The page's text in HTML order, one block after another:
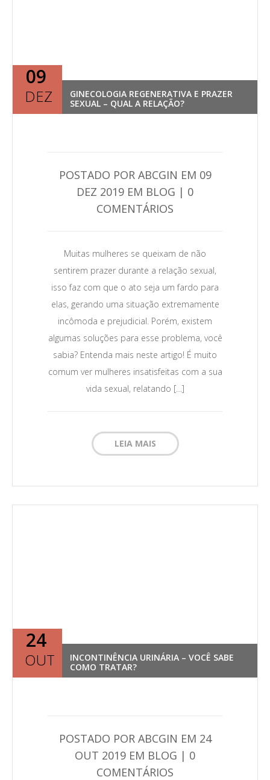
09
DEZ
GINECOLOGIA REGENERATIVA E PRAZER
SEXUAL – QUAL A RELAÇÃO?
POSTADO POR ABCGIN EM 09
DEZ 2019 EM BLOG | 0
COMENTÁRIOS
Muitas mulheres se queixam de não
sentirem prazer durante a relação sexual,
isso faz com que o ato seja um fardo para
elas, gerando uma situação extremamente
incômoda e prejudicial. Porém, existem
algumas soluções para esse problema, você
sabia? Entenda mais neste artigo! É muito
comum ver mulheres insatisfeitas com a sua
vida sexual, relatando […]
LEIA MAIS
24
OUT
INCONTINÊNCIA URINÁRIA – VOCÊ SABE
COMO TRATAR?
POSTADO POR ABCGIN EM 24
OUT 2019 EM BLOG | 0
COMENTÁRIOS